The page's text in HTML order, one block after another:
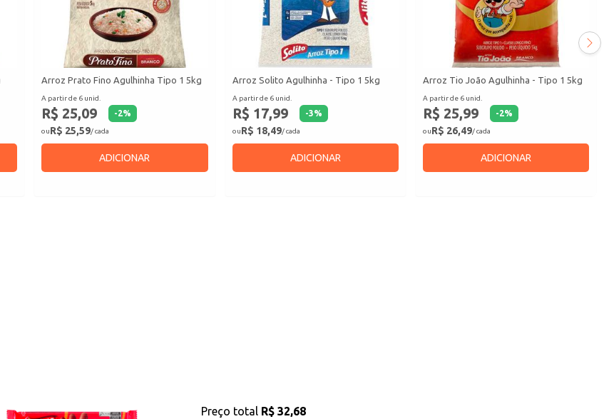
Arroz Prato Fino Agulhinha Tipo 1 5kg
A partir de 6 unid.
R$ 25,09 -2%
ouR$ 25,59/ cada
ADICIONAR
Arroz Solito Agulhinha - Tipo 1 5kg
A partir de 6 unid.
R$ 17,99 -3%
ouR$ 18,49/ cada
ADICIONAR
Arroz Tio João Agulhinha - Tipo 1 5kg
A partir de 6 unid.
R$ 25,99 -2%
ouR$ 26,49/ cada
ADICIONAR
Preço total R$ 32,68